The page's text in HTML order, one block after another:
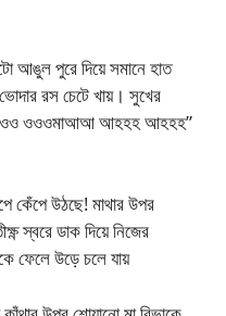
আঙুল পুরে দিয়ে সমানে হাত
রস চেটে খায়। সুখের
ওওওমাআআ আহহহ আহহহ”
কেঁপে উঠছে! মাথার উপর
স্বরে ডাক দিয়ে নিজের
ফেলে উড়ে চলে যায়